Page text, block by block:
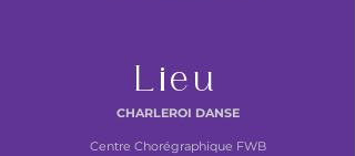
Lieu
CHARLEROI DANSE
Centre Chorégraphique FWB